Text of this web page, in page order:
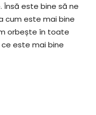
Însă este bine să ne
cum este mai bine
orbește în toate
este mai bine